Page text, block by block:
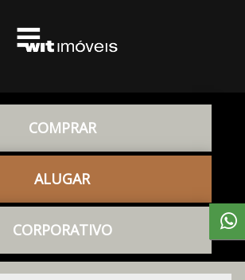
COMPRAR
ALUGAR
CORPORATIVO